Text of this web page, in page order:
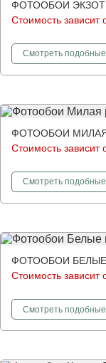
ФОТООБОИ
Стоимость зависит
Смотретьфотообои
подобные
ФОТООБОИ МИЛАЯ
Стоимость зависит
Смотретьфотообои
подобные
ФОТООБОИ БЕЛЫЕ
Стоимость зависит
Смотретьфотообои
подобные